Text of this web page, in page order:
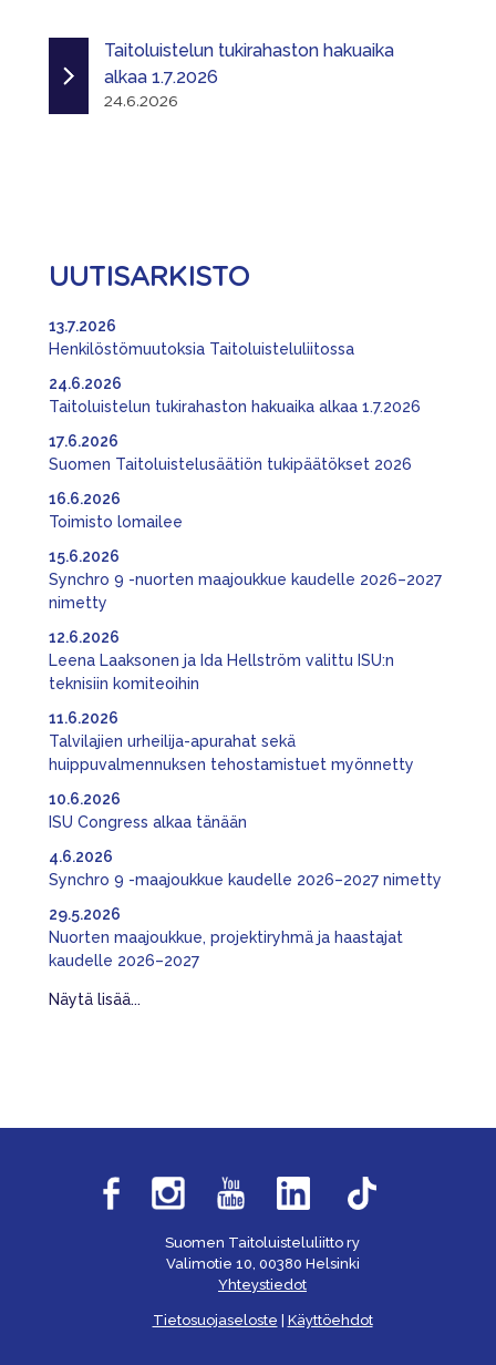
Taitoluistelun tukirahaston hakuaika
alkaa 1.7.2026
24.6.2026
UUTISARKISTO
Henkilöstömuutoksia Taitoluisteluliitossa
13.7.2026
Taitoluistelun tukirahaston hakuaika alkaa 1.7.2026
24.6.2026
Suomen Taitoluistelusäätiön tukipäätökset 2026
17.6.2026
Toimisto lomailee
16.6.2026
Synchro 9 -nuorten maajoukkue kaudelle 2026–2027
nimetty
15.6.2026
Leena Laaksonen ja Ida Hellström valittu ISU:n
teknisiin komiteoihin
12.6.2026
Talvilajien urheilija-apurahat sekä
huippuvalmennuksen tehostamistuet myönnetty
11.6.2026
ISU Congress alkaa tänään
10.6.2026
Synchro 9 -maajoukkue kaudelle 2026–2027 nimetty
4.6.2026
Nuorten maajoukkue, projektiryhmä ja haastajat
kaudelle 2026–2027
29.5.2026
Näytä lisää...
Suomen Taitoluisteluliitto ry
Valimotie 10, 00380 Helsinki
Yhteystiedot
Tietosuojaseloste Käyttöehdot